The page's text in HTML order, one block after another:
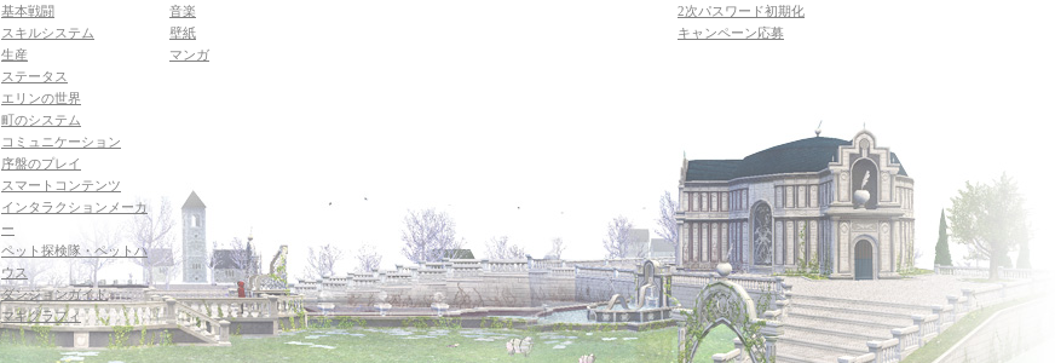
基本戦闘
スキルシステム
生産
ステータス
エリンの世界
町のシステム
コミュニケーション
序盤のプレイ
スマートコンテンツ
インタラクションメーカ
ー
ペット探検隊・ペットハ
ウス
ダンジョンガイド
マギグラフィ
音楽
壁紙
マンガ
2次パスワード初期化
キャンペーン応募